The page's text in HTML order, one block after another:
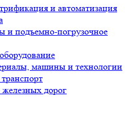
и автоматизация
и подъемно-погрузочное
машины и технологии
дорог